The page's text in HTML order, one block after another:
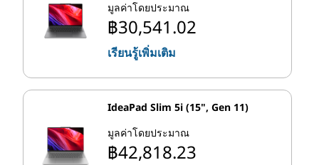
ในขณะที่ตัวเลขให้แนวคิดทั่วไปเกี่ยวกับประสิทธิภาพเชิง
เปรียบเทียบของ CPU แต่ละตัว มีความทับซ้อนกันมากพอ
ระหว่างซีรีส์ย่อยแต่ละชุดเพื่อทําให้สิ่งต่าง ๆ ซับซ้อนขึ้น เพื่อ
ตัวอย่างเช่น พีซีที่ใช้ Core i3 ระดับไฮเอนด์อาจมีประสิทธิภาพ
ดีกว่า Core i5 ระดับล่างที่ขับเคลื่อนด้วย หนึ่งสําหรับงานบาง
อย่าง หรือคอร์พิเศษในชิป Core i5 อาจไม่ใช่ มีประโยชน์สําห
รับโปรแกรมที่คุณใช้บ่อยที่สุด ดูสเปคของระบบใด ๆ เสมอ คุณ
กําลังพิจารณา และหากจําเป็น ให้ตรวจสอบข้อกําหนดของ
ระบบของคุณ ซอฟต์แวร์ที่ชื่นชอบ
มูลค่าโดยประมาณ
฿30,541.02
เรียนรู้เพิ่มเติม
IdeaPad Slim 5i (15", Gen 11)
มูลค่าโดยประมาณ
฿42,818.23